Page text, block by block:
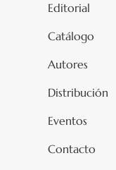
Editorial
Catálogo
Autores
Distribución
Eventos
Contacto